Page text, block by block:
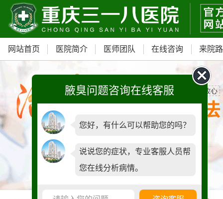
网站首页 医院简介 医师团队 在线咨询 来院
我院重磅引进ST内窥镜汗腺检查仪
腋臭问题咨询在线客服
您好，有什么可以帮助您的吗？
说说您的症状，专业客服人员帮
您在线分析病情。